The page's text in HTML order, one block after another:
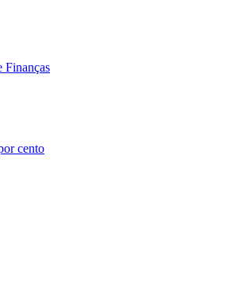
Finanças
cento